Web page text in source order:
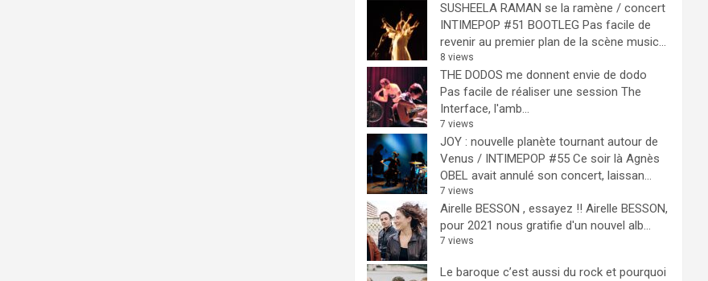
SUSHEELA RAMAN se la ramène / concert
INTIMEPOP #51 BOOTLEG Pas facile de
revenir au premier plan de la scène music...
8 views
THE DODOS me donnent envie de dodo
Pas facile de réaliser une session The
Interface, l'amb...
7 views
JOY : nouvelle planète tournant autour de
Venus / INTIMEPOP #55 Ce soir là Agnès
OBEL avait annulé son concert, laissan...
7 views
Airelle BESSON , essayez !! Airelle BESSON,
pour 2021 nous gratifie d'un nouvel alb...
7 views
Le baroque c’est aussi du rock et pourquoi